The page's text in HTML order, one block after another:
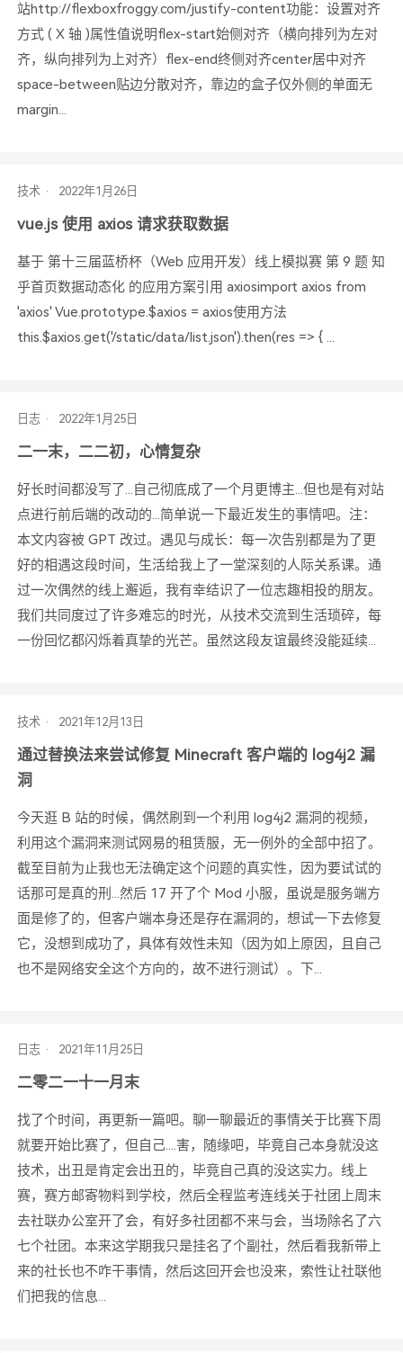
站http://flexboxfroggy.com/justify-content功能：设置对齐
方式 ( X 轴 )属性值说明flex-start始侧对齐（横向排列为左对
齐，纵向排列为上对齐）flex-end终侧对齐center居中对齐
space-between贴边分散对齐，靠边的盒子仅外侧的单面无
margin...
技术
vue.js 使用 axios 请求获取数据
基于 第十三届蓝桥杯（Web 应用开发）线上模拟赛 第 9 题 知
乎首页数据动态化 的应用方案引用 axiosimport axios from
'axios' Vue.prototype.$axios = axios使用方法
this.$axios.get('/static/data/list.json').then(res => { ...
日志
二一末，二二初，心情复杂
好长时间都没写了...自己彻底成了一个月更博主...但也是有对站
点进行前后端的改动的...简单说一下最近发生的事情吧。注：
本文内容被 GPT 改过。遇见与成长：每一次告别都是为了更
好的相遇这段时间，生活给我上了一堂深刻的人际关系课。通
过一次偶然的线上邂逅，我有幸结识了一位志趣相投的朋友。
我们共同度过了许多难忘的时光，从技术交流到生活琐碎，每
一份回忆都闪烁着真挚的光芒。虽然这段友谊最终没能延续...
技术
通过替换法来尝试修复 Minecraft 客户端的 log4j2 漏
洞
今天逛 B 站的时候，偶然刷到一个利用 log4j2 漏洞的视频，
利用这个漏洞来测试网易的租赁服，无一例外的全部中招了。
截至目前为止我也无法确定这个问题的真实性，因为要试试的
话那可是真的刑...然后 17 开了个 Mod 小服，虽说是服务端方
面是修了的，但客户端本身还是存在漏洞的，想试一下去修复
它，没想到成功了，具体有效性未知（因为如上原因，且自己
也不是网络安全这个方向的，故不进行测试）。下...
日志
二零二一十一月末
找了个时间，再更新一篇吧。聊一聊最近的事情关于比赛下周
就要开始比赛了，但自己....害，随缘吧，毕竟自己本身就没这
技术，出丑是肯定会出丑的，毕竟自己真的没这实力。线上
赛，赛方邮寄物料到学校，然后全程监考连线关于社团上周末
去社联办公室开了会，有好多社团都不来与会，当场除名了六
七个社团。本来这学期我只是挂名了个副社，然后看我新带上
来的社长也不咋干事情，然后这回开会也没来，索性让社联他
们把我的信息...